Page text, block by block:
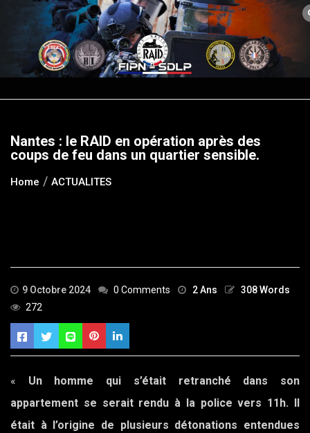
content
Nantes : le RAID en opération après des
coups de feu dans un quartier sensible.
Home ACTUALITES
9 Octobre 2024 0 Comments 2 Ans
308 Words
272
« Un homme qui s’était retranché dans son
appartement se serait rendu à la police vers 11h. Il
était à l’origine de plusieurs détonations entendues